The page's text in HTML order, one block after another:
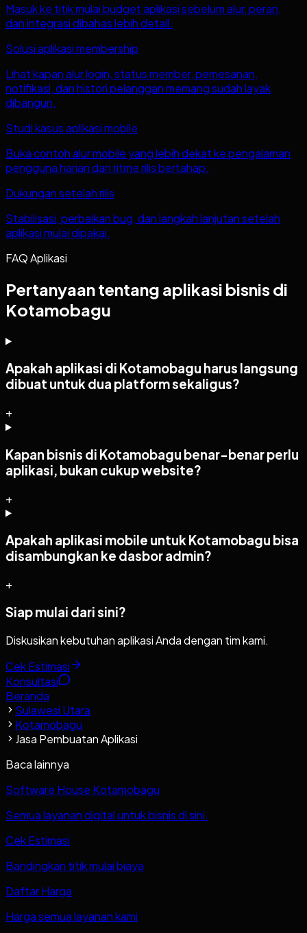
Masuk ke titik mulai budget aplikasi sebelum alur, peran,
dan integrasi dibahas lebih detail.
Solusi aplikasi membership
Lihat kapan alur login, status member, pemesanan,
notifikasi, dan histori pelanggan memang sudah layak
dibangun.
Studi kasus aplikasi mobile
Buka contoh alur mobile yang lebih dekat ke pengalaman
pengguna harian dan ritme rilis bertahap.
Dukungan setelah rilis
Stabilisasi, perbaikan bug, dan langkah lanjutan setelah
aplikasi mulai dipakai.
FAQ Aplikasi
Pertanyaan tentang aplikasi bisnis di
Kotamobagu
Apakah aplikasi di Kotamobagu harus langsung
dibuat untuk dua platform sekaligus?
+
Kapan bisnis di Kotamobagu benar-benar perlu
aplikasi, bukan cukup website?
+
Apakah aplikasi mobile untuk Kotamobagu bisa
disambungkan ke dasbor admin?
+
Siap mulai dari sini?
Diskusikan kebutuhan aplikasi Anda dengan tim kami.
Cek Estimasi
Konsultasi
Beranda
Sulawesi Utara
Kotamobagu
Jasa Pembuatan Aplikasi
Baca lainnya
Software House Kotamobagu
Semua layanan digital untuk bisnis di sini.
Cek Estimasi
Bandingkan titik mulai biaya
Daftar Harga
Harga semua layanan kami